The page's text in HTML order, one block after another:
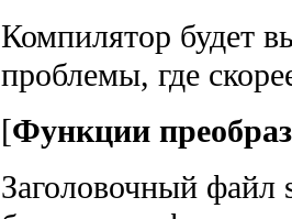
Компилятор будет
проблемы, где
[Функции
Заголовочный файл